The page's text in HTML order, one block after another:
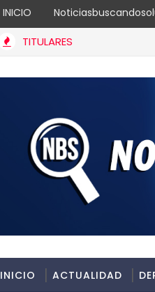
INICIO
TITULARES
INICIO ACTUALIDAD